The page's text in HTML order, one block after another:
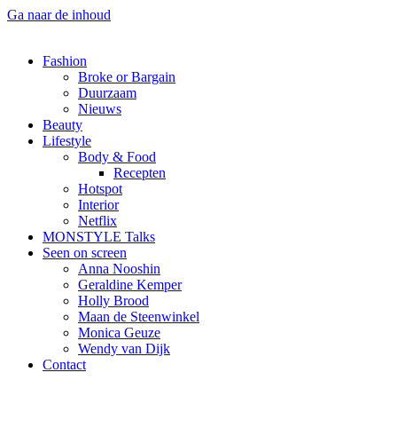
Ga naar de inhoud
Fashion
Broke or Bargain
Duurzaam
Nieuws
Beauty
Lifestyle
Body & Food
Recepten
Hotspot
Interior
Netflix
MONSTYLE Talks
Seen on screen
Anna Nooshin
Geraldine Kemper
Holly Brood
Maan de Steenwinkel
Monica Geuze
Wendy van Dijk
Contact